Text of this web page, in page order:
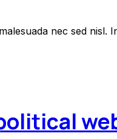
nec sed